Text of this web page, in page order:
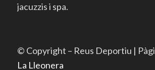
jacuzzis i spa.
© Copyright – Reus Deportiu |
La Lleonera